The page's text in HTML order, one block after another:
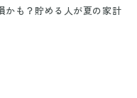
かも？貯める人が夏の家計